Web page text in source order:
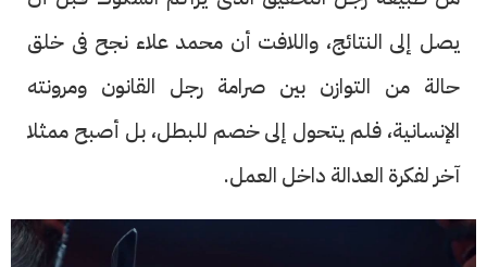
يصل إلى النتائج، واللافت أن محمد علاء نجح فى خلق
حالة من التوازن بين صرامة رجل القانون ومرونته
الإنسانية، فلم يتحول إلى خصم للبطل، بل أصبح ممثلا
آخر لفكرة العدالة داخل العمل.